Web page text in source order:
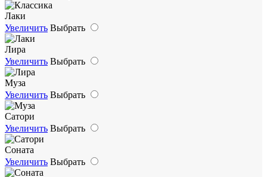
Лаки
Увеличить Выбрать
Лира
Увеличить Выбрать
Муза
Увеличить Выбрать
Сатори
Увеличить Выбрать
Соната
Увеличить Выбрать